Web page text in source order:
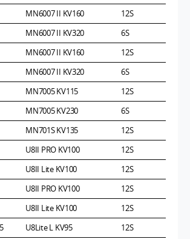
MN6007 II KV160
12S
MN6007 II KV320
6S
MN6007 II KV160
12S
MN6007 II KV320
6S
MN7005 KV115
12S
MN7005 KV230
6S
MN701S KV135
12S
U8II PRO KV100
12S
U8II Lite KV100
12S
U8II PRO KV100
12S
U8II Lite KV100
12S
U8Lite L KV95
12S